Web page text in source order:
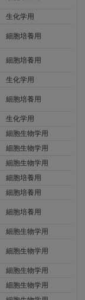
生化学用
細胞培養用
細胞培養用
生化学用
細胞培養用
生化学用
細胞生物学用
細胞生物学用
細胞生物学用
細胞培養用
細胞培養用
細胞培養用
細胞生物学用
細胞生物学用
細胞生物学用
細胞生物学用